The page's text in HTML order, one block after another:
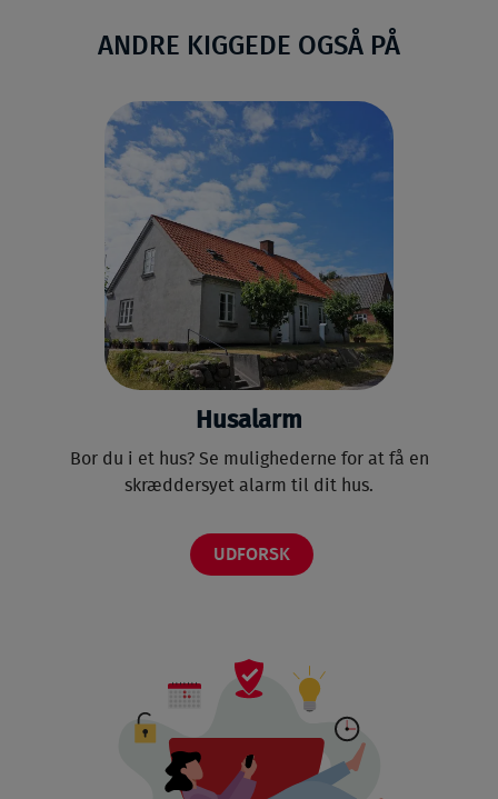
ANDRE KIGGEDE OGSÅ PÅ
Husalarm
Bor du i et hus? Se mulighederne for at få en
skræddersyet alarm til dit hus.
UDFORSK